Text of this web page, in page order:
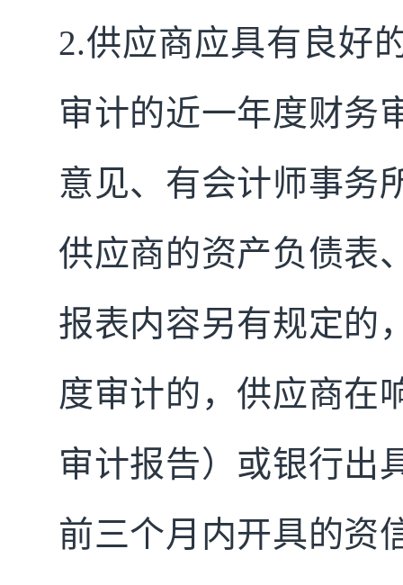
2.供应商应具有良好
审计的近一年度财务
意见、有会计师事务
供应商的资产负债表
报表内容另有规定的
度审计的，供应商在
审计报告）或银行出
前三个月内开具的资